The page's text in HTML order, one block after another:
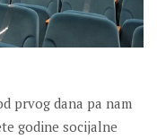
prvog dana pa nam
godine socijalne